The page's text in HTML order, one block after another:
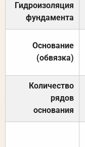
Гидроизоляция
фундамента
Основание
(обвязка)
Количество
рядов
основания